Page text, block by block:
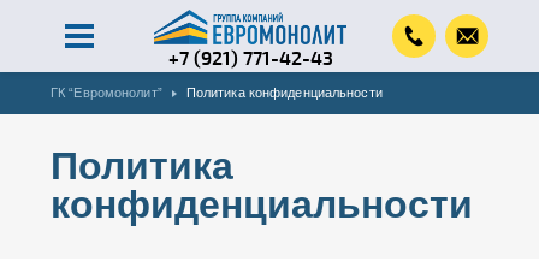
+7 (921) 771-42-43
ГК “Евромонолит” Политика конфиденциальности
Политика
конфиденциальности